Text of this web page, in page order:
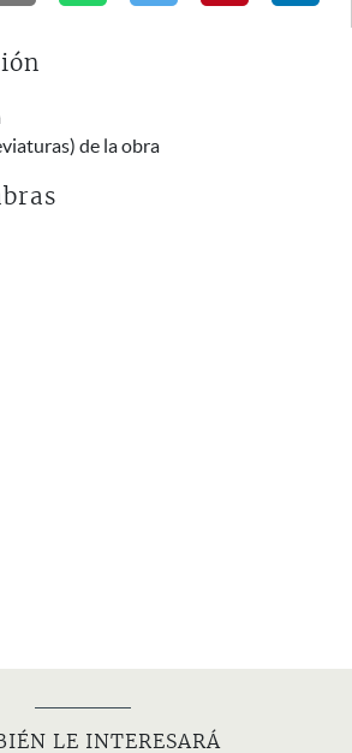
de la obra
LE INTERESARÁ